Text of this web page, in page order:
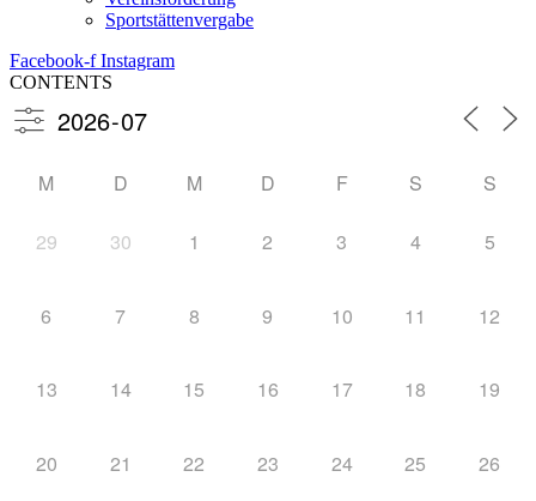
Sportstättenvergabe
Facebook-f Instagram
CONTENTS
M D M D F S S
29 30 1 2 3 4 5
6 7 8 9 10 11 12
13 14 15 16 17 18 19
20 21 22 23 24 25 26